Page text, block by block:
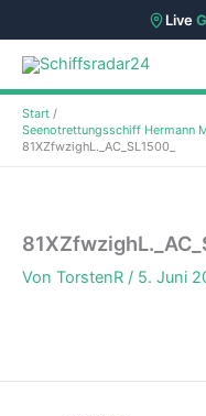
Live
Zum
Inhalt
springen
Start
Seenotrettungsschiff Hermann
81XZfwzighL._AC_SL1500_
Von TorstenR / 5. Juni